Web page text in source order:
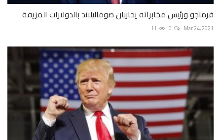
فرماجو ورئيس مخابراته يحاربان صوماليلاند بالدولارات المزيفة
Mar 24, 2021
0
11